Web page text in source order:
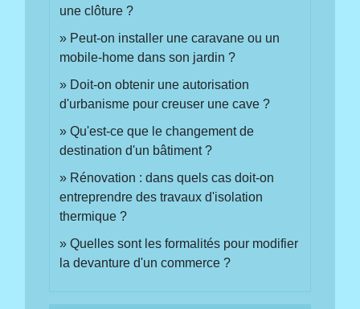
une clôture ?
Peut-on installer une caravane ou un
mobile-home dans son jardin ?
Doit-on obtenir une autorisation
d'urbanisme pour creuser une cave ?
Qu'est-ce que le changement de
destination d'un bâtiment ?
Rénovation : dans quels cas doit-on
entreprendre des travaux d'isolation
thermique ?
Quelles sont les formalités pour modifier
la devanture d'un commerce ?